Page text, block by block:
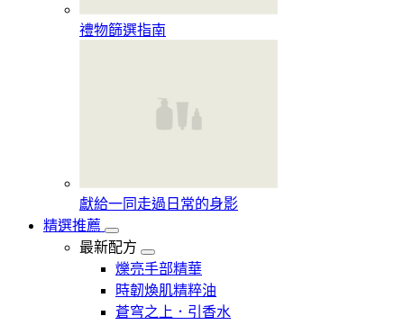
禮物篩選指南
獻給一同走過日常的身影
精選推薦
最新配方
爍亮手部精華
時韌煥肌精粹油
蒼穹之上．引香水